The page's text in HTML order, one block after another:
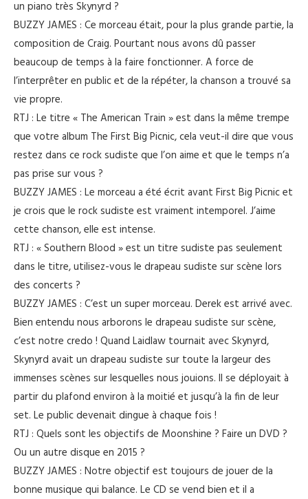
un piano très Skynyrd ?
BUZZY JAMES : Ce morceau était, pour la plus grande partie, la
composition de Craig. Pourtant nous avons dû passer
beaucoup de temps à la faire fonctionner. A force de
l’interprêter en public et de la répéter, la chanson a trouvé sa
vie propre.
RTJ : Le titre « The American Train » est dans la même trempe
que votre album The First Big Picnic, cela veut-il dire que vous
restez dans ce rock sudiste que l’on aime et que le temps n’a
pas prise sur vous ?
BUZZY JAMES : Le morceau a été écrit avant First Big Picnic et
je crois que le rock sudiste est vraiment intemporel. J’aime
cette chanson, elle est intense.
RTJ : « Southern Blood » est un titre sudiste pas seulement
dans le titre, utilisez-vous le drapeau sudiste sur scène lors
des concerts ?
BUZZY JAMES : C’est un super morceau. Derek est arrivé avec.
Bien entendu nous arborons le drapeau sudiste sur scène,
c’est notre credo ! Quand Laidlaw tournait avec Skynyrd,
Skynyrd avait un drapeau sudiste sur toute la largeur des
immenses scènes sur lesquelles nous jouions. Il se déployait à
partir du plafond environ à la moitié et jusqu’à la fin de leur
set. Le public devenait dingue à chaque fois !
RTJ : Quels sont les objectifs de Moonshine ? Faire un DVD ?
Ou un autre disque en 2015 ?
BUZZY JAMES : Notre objectif est toujours de jouer de la
bonne musique qui balance. Le CD se vend bien et il a